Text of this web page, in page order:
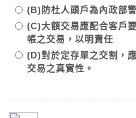
(B)防杜人頭戶為內政部
(C)大額交易應配合客戶
帳之交易，以明責任
(D)對於定存單之交割，
交易之真實性。